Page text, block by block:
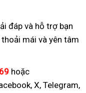
đáp và hỗ trợ bạn
mái và yên tâm
hoặc
X, Telegram,